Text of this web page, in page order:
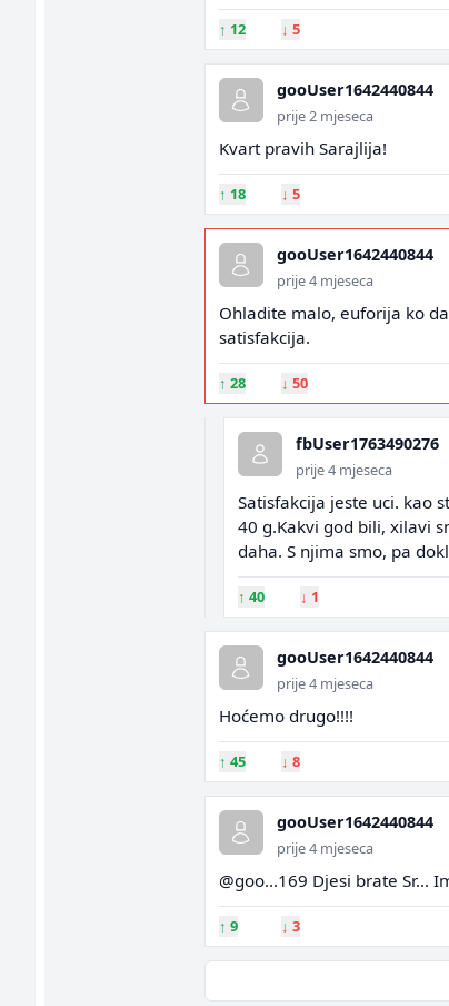
↑ 12 ↓ 5
gooUser1642440844
prije 2 mjeseca
Kvart pravih Sarajlija!
↑ 18 ↓ 5
gooUser1642440844
prije 4 mjeseca
Ohladite malo, euforija ko
satisfakcija.
↑ 28 ↓ 50
fbUser1763490276
prije 4 mjeseca
Satisfakcija jeste uci. kao
40 g.Kakvi god bili, xilavi
daha. S njima smo, pa
↑ 40 ↓ 1
gooUser1642440844
prije 4 mjeseca
Hoćemo drugo!!!!
↑ 45 ↓ 8
gooUser1642440844
prije 4 mjeseca
@goo...169 Djesi brate Sr...
↑ 9 ↓ 3